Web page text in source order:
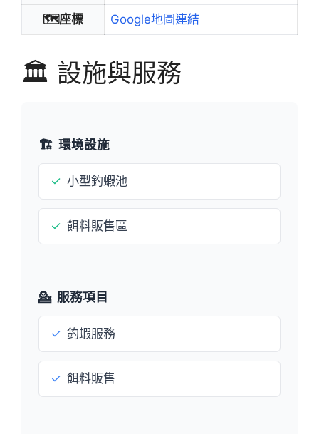
🗺️座標 Google地圖連結
🏛️ 設施與服務
🏗️ 環境設施
✓ 小型釣蝦池
✓ 餌料販售區
💁 服務項目
✓ 釣蝦服務
✓ 餌料販售